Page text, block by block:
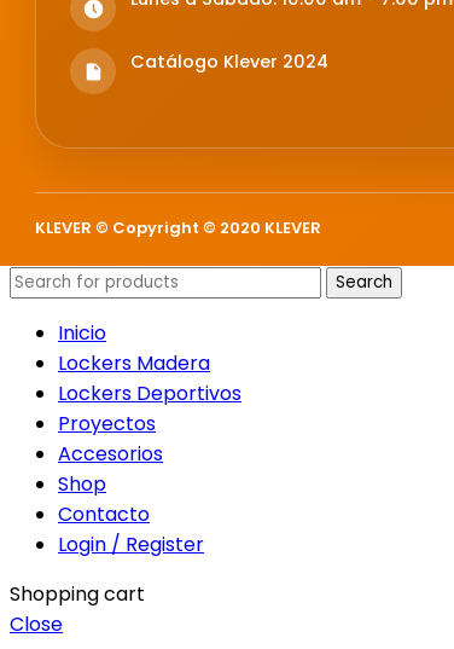
Catálogo Klever 2024
KLEVER © Copyright © 2020 KLEVER
Search
Inicio
Lockers Madera
Lockers Deportivos
Proyectos
Accesorios
Shop
Contacto
Login / Register
Shopping cart
Close